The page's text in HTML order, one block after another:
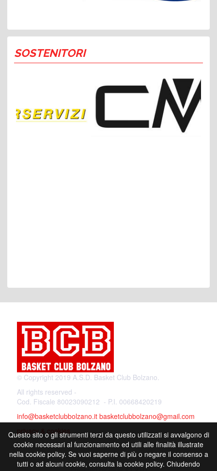
SOSTENITORI
© Copyright 2019 A.S.D. Basket Club Bolzano.
All rights reserved -
Cod. Fiscale 80023090212 - P.I. 00668420219
info@basketclubbolzano.it basketclubbolzano@gmail.com
privacy & cookies
Questo sito o gli strumenti terzi da questo utilizzati si avvalgono di
cookie necessari al funzionamento ed utili alle finalità illustrate
nella cookie policy. Se vuoi saperne di più o negare il consenso a
tutti o ad alcuni cookie, consulta la cookie policy. Chiudendo